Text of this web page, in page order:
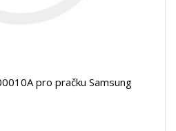
pro pračku Samsung